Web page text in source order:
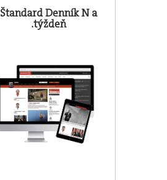
Štandard Denník N a
.týždeň